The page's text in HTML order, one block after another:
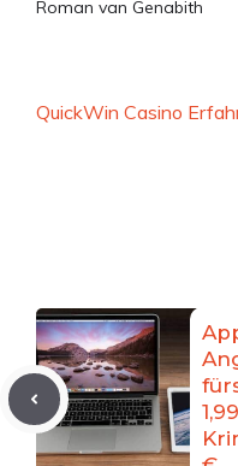
Roman van Genabith
QuickWin Casino